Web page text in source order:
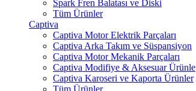
Spark Fren Balatası ve Diski
Tüm Ürünler
Captiva
Captiva Motor Elektrik Parçaları
Captiva Arka Takım ve Süspansiyon
Captiva Motor Mekanik Parçaları
Captiva Modifiye & Aksesuar Ürünle
Captiva Karoseri ve Kaporta Ürünler
Tüm Ürünler